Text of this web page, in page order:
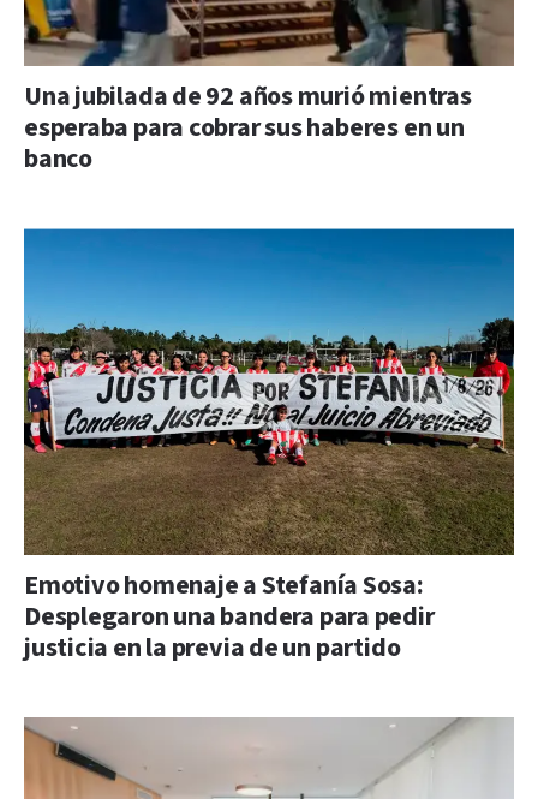
Una jubilada de 92 años murió mientras
esperaba para cobrar sus haberes en un
banco
Emotivo homenaje a Stefanía Sosa:
Desplegaron una bandera para pedir
justicia en la previa de un partido